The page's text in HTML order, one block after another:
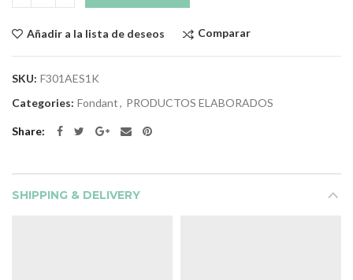
Añadir a la lista de deseos Comparar
SKU: F301AES1K
Categories: Fondant, PRODUCTOS ELABORADOS
Share
SHIPPING & DELIVERY